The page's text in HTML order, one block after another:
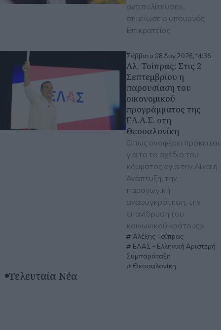
αντιπολίτευση»,
σημείωσε ο υπουργός
Επικρατείας
Σάββατο 08 Αυγ 2026, 14:36
Αλ. Τσίπρας: Στις 2
Σεπτεμβρίου η
παρουσίαση του
οικονομικού
προγράμματος της
ΕΛ.Α.Σ. στη
Θεσσαλονίκη
Όπως αναφέρει πρόκειται
για το το σχέδιο του
κόμματος «για την Δίκαιη
Ανάπτυξη, την
παραγωγική
ανασυγκρότηση, την
επανίδρυση του
κοινωνικού κράτους»
Αλέξης Τσίπρας
ΕΛΑΣ - Ελληνική Αριστερή
Συμπαράταξη
Θεσσαλονίκη
Τελευταία Νέα